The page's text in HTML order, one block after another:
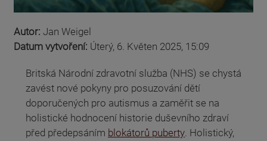
Autor: Jan Weigel
Datum vytvoření: Úterý, 6. Květen 2025, 15:09
Britská Národní zdravotní služba (NHS) se chystá
zavést nové pokyny pro posuzování dětí
doporučených pro autismus a zaměřit se na
holistické hodnocení historie duševního zdraví
před předepsáním blokátorů puberty. Holistický,